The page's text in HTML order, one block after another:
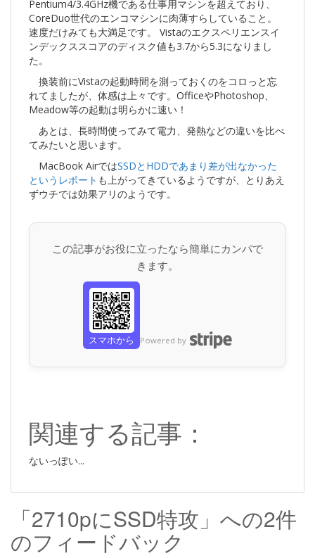
Pentium4/3.4GHz機である仕事用マシンを超えており、
CoreDuo世代のエンコマシンに肉薄すらしていること。
速度だけみても大満足です。 Vistaのエクスペリエンスイ
ンデックススコアのディスク値も3.7から5.3になりまし
た。
換装前にVistaの起動時間を測っておくのをコロっと忘
れてましたが、体感は上々です。OfficeやPhotoshop、
Meadow等の起動は明らかに速い！
あとは、長時間使ってみて電力、発熱などの違いを比べ
てみたいと思います。
MacBook AirではSSDとHDDであまり差が出なかった
というレポート も上がってきているようですが、とりあえ
ずウチでは効果アリのようです。
この記事がお役に立ったなら簡単にカンパで
きます。
スマホから Powered by
関連する記事：
ないっぽい...
「2710pにSSD特攻」への2件
のフィードバック